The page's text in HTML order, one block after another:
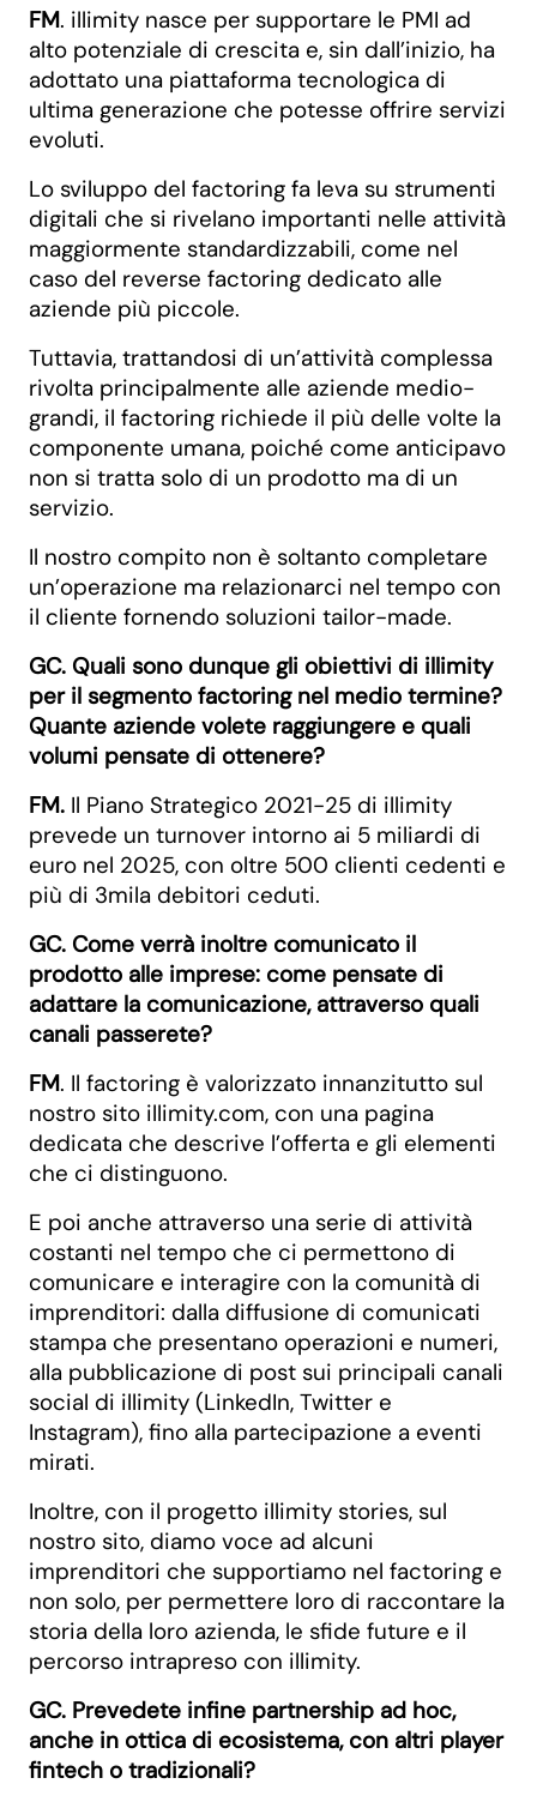
FM. illimity nasce per supportare le PMI ad
alto potenziale di crescita e, sin dall’inizio, ha
adottato una piattaforma tecnologica di
ultima generazione che potesse offrire servizi
evoluti.
Lo sviluppo del factoring fa leva su strumenti
digitali che si rivelano importanti nelle attività
maggiormente standardizzabili, come nel
caso del reverse factoring dedicato alle
aziende più piccole.
Tuttavia, trattandosi di un’attività complessa
rivolta principalmente alle aziende medio-
grandi, il factoring richiede il più delle volte la
componente umana, poiché come anticipavo
non si tratta solo di un prodotto ma di un
servizio.
Il nostro compito non è soltanto completare
un’operazione ma relazionarci nel tempo con
il cliente fornendo soluzioni tailor-made.
GC. Quali sono dunque gli obiettivi di illimity
per il segmento factoring nel medio termine?
Quante aziende volete raggiungere e quali
volumi pensate di ottenere?
FM. Il Piano Strategico 2021-25 di illimity
prevede un turnover intorno ai 5 miliardi di
euro nel 2025, con oltre 500 clienti cedenti e
più di 3mila debitori ceduti.
GC. Come verrà inoltre comunicato il
prodotto alle imprese: come pensate di
adattare la comunicazione, attraverso quali
canali passerete?
FM. Il factoring è valorizzato innanzitutto sul
nostro sito illimity.com, con una pagina
dedicata che descrive l’offerta e gli elementi
che ci distinguono.
E poi anche attraverso una serie di attività
costanti nel tempo che ci permettono di
comunicare e interagire con la comunità di
imprenditori: dalla diffusione di comunicati
stampa che presentano operazioni e numeri,
alla pubblicazione di post sui principali canali
social di illimity (LinkedIn, Twitter e
Instagram), fino alla partecipazione a eventi
mirati.
Inoltre, con il progetto illimity stories, sul
nostro sito, diamo voce ad alcuni
imprenditori che supportiamo nel factoring e
non solo, per permettere loro di raccontare la
storia della loro azienda, le sfide future e il
percorso intrapreso con illimity.
GC. Prevedete infine partnership ad hoc,
anche in ottica di ecosistema, con altri player
fintech o tradizionali?